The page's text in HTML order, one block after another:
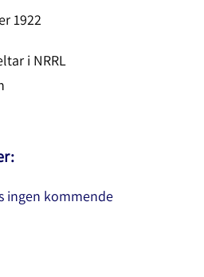
1922
i NRRL
ingen kommende